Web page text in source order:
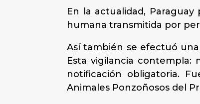
En la actualidad,
humana transmitida por
Así también se efectuó
Esta vigilancia contempla:
notificación obligatoria.
Animales Ponzoñosos del